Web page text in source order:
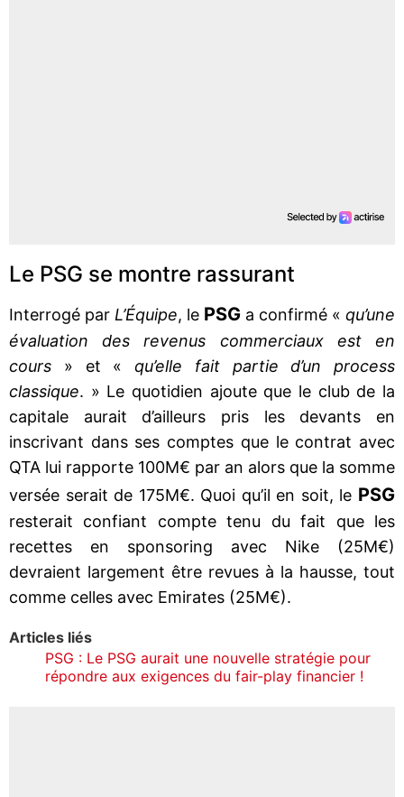
Le PSG se montre rassurant
Interrogé par L’Équipe, le PSG a confirmé « qu’une
évaluation des revenus commerciaux est en
cours » et « qu’elle fait partie d’un process
classique. » Le quotidien ajoute que le club de la
capitale aurait d’ailleurs pris les devants en
inscrivant dans ses comptes que le contrat avec
QTA lui rapporte 100M€ par an alors que la somme
versée serait de 175M€. Quoi qu’il en soit, le PSG
resterait confiant compte tenu du fait que les
recettes en sponsoring avec Nike (25M€)
devraient largement être revues à la hausse, tout
comme celles avec Emirates (25M€).
Articles liés
PSG : Le PSG aurait une nouvelle stratégie pour
répondre aux exigences du fair-play financier !